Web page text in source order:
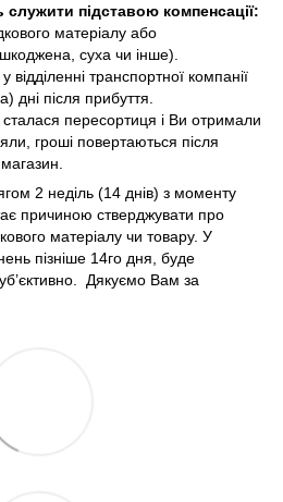
служити підставою компенсації:
матеріалу або
суха чи інше).
транспортної компанії
дні після прибуття.
пересортиця і Ви отримали
гроші повертаються після
2 неділь (14 днів) з моменту
причиною стверджувати про
матеріалу чи товару. У
пізніше 14го дня, буде
Дякуємо Вам за